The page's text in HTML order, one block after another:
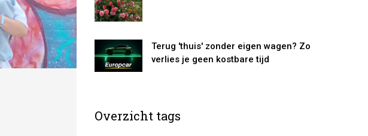
Terug 'thuis' zonder eigen wagen? Zo
verlies je geen kostbare tijd
Overzicht tags